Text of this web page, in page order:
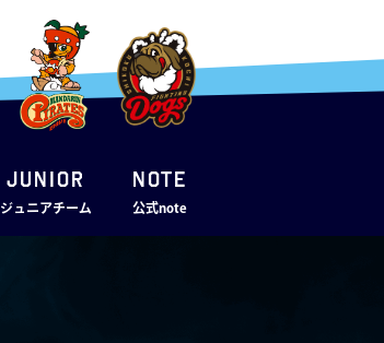
JUNIOR
ジュニアチーム
note
公式note